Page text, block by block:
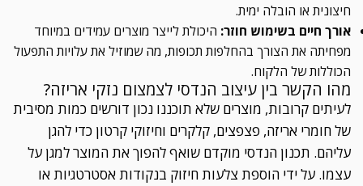
חיצונית או הובלה ימית.
אורך חיים בשימוש חוזר: היכולת לייצר מוצרים עמידים במיוחד
מפחיתה את הצורך בהחלפות תכופות, מה שמוזיל את עלויות התפעול
הכוללות של הלקוח.
מהו הקשר בין עיצוב הנדסי לצמצום נזקי אריזה?
לעיתים קרובות, מוצרים שלא תוכננו נכון דורשים כמות מסיבית
של חומרי אריזה, פצפצים, קלקרים וחיזוקי קרטון כדי להגן
עליהם. תכנון הנדסי מוקדם שואף להפוך את המוצר למגן על
עצמו. על ידי הוספת צלעות חיזוק בנקודות אסטרטגיות או